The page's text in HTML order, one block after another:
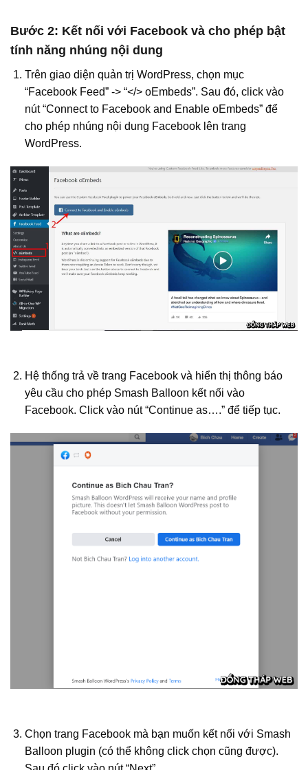
Bước 2: Kết nối với Facebook và cho phép bật
tính năng nhúng nội dung
Trên giao diện quản trị WordPress, chọn mục
“Facebook Feed” -> “</> oEmbeds”. Sau đó, click vào
nút “Connect to Facebook and Enable oEmbeds” để
cho phép nhúng nội dung Facebook lên trang
WordPress.
Hệ thống trả về trang Facebook và hiển thị thông báo
yêu cầu cho phép Smash Balloon kết nối vào
Facebook. Click vào nút “Continue as….” để tiếp tục.
Chọn trang Facebook mà bạn muốn kết nối với Smash
Balloon plugin (có thể không click chọn cũng được).